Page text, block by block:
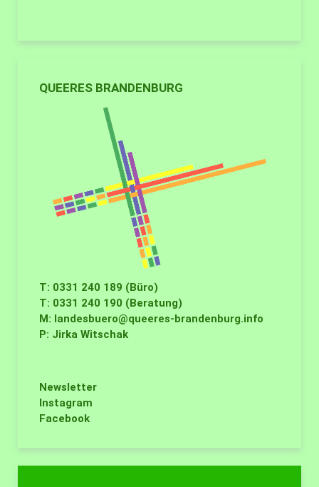
QUEERES BRANDENBURG
T: 0331 240 189 (Büro)
T: 0331 240 190 (Beratung)
M: landesbuero@queeres-brandenburg.info
P: Jirka Witschak
Newsletter
Instagram
Facebook